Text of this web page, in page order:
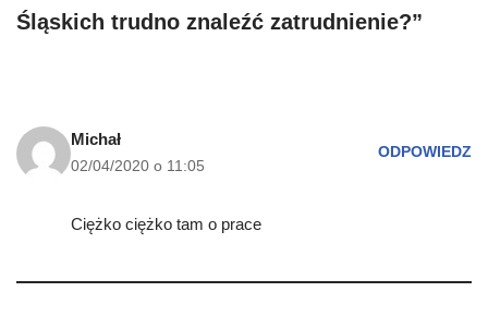
Śląskich trudno znaleźć zatrudnienie?”
Michał
02/04/2020 o 11:05
ODPOWIEDZ
Ciężko ciężko tam o prace